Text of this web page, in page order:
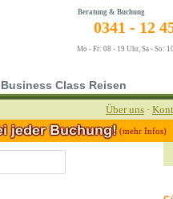
Beratung & Buchung
0341 - 12
Mo - Fr: 08 - 19 Uhr, Sa - So:
Business Class Reisen
Über uns ·
(mehr Infos)